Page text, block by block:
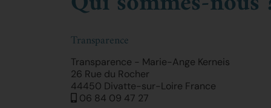
Transparence
Transparence - Marie-Ange Kerneis
26 Rue du Rocher
44450 Divatte-sur-Loire France
06 84 09 47 27